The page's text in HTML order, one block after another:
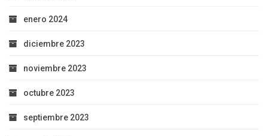
enero 2024
diciembre 2023
noviembre 2023
octubre 2023
septiembre 2023